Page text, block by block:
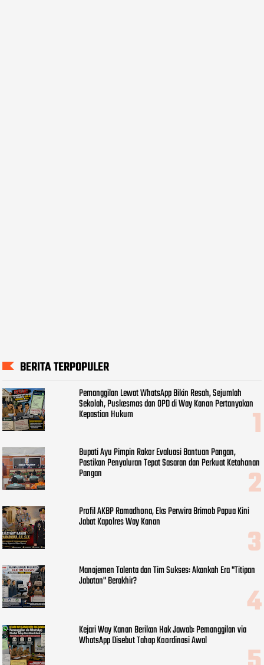
BERITA TERPOPULER
Pemanggilan Lewat WhatsApp Bikin Resah, Sejumlah
Sekolah, Puskesmas dan OPD di Way Kanan Pertanyakan
Kepastian Hukum
Bupati Ayu Pimpin Rakor Evaluasi Bantuan Pangan,
Pastikan Penyaluran Tepat Sasaran dan Perkuat Ketahanan
Pangan
Profil AKBP Ramadhona, Eks Perwira Brimob Papua Kini
Jabat Kapolres Way Kanan
Manajemen Talenta dan Tim Sukses: Akankah Era "Titipan
Jabatan" Berakhir?
Kejari Way Kanan Berikan Hak Jawab: Pemanggilan via
WhatsApp Disebut Tahap Koordinasi Awal